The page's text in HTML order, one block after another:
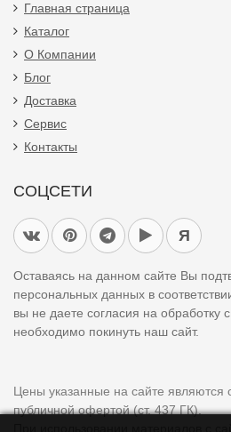
Главная страница
Каталог
О Компании
Блог
Доставка
Сервис
Контакты
СОЦСЕТИ
Я
Оставаясь на данном сайте Вы
персональных данных в
вы не даете согласия на
необходимо покинуть наш сайт.
Цены указанные на сайте являются
публичной офертой (ст. 437 ГК).